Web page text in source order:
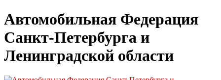
Автомобильная Федерация
Санкт-Петербурга и
Ленинградской области